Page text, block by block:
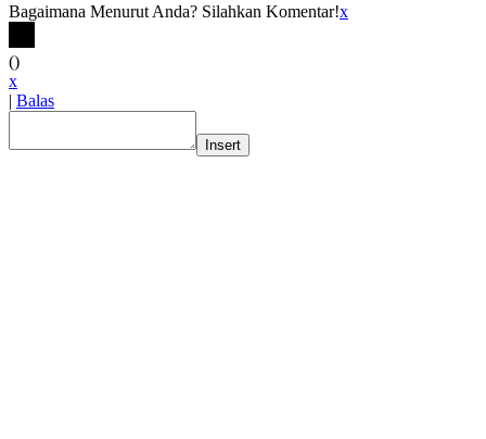
Bagaimana Menurut Anda? Silahkan Komentar!x
()
x
| Balas
Insert